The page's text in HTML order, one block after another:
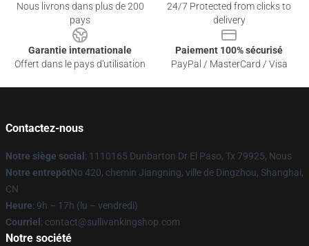
Nous livrons dans plus de 200
pays
24/7 Protected from clicks to
delivery
Garantie internationale
Offert dans le pays d'utilisation
Paiement 100% sécurisé
PayPal / MasterCard / Visa
Contactez-nous
Notre siège social : 1110165 Dunbarton Dr El Paso, Tx 79925, Nous
Notre entrepôtNo 420, chemin Jiangning, ville de Dingzhou, Shanghai,
CN
Heure: 9h – 17h (lu – vendredi)
Courriel : contact@sullivankingshop.com
Notre société